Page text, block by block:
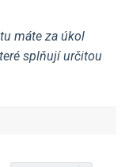
máte za úkol
splňují určitou